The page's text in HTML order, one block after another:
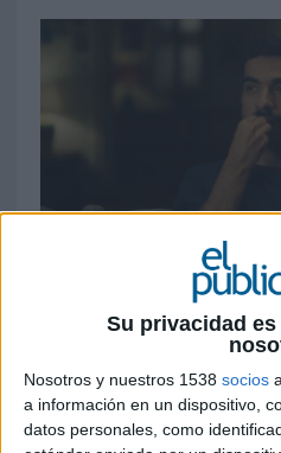
Su privacidad
Nosotros y nuestros 1538 socios
a información en un dispositivo,
datos personales, como
Ficha técnica
Anunciante: Facundo
Sector: Alimentación y
Campaña: CR CR